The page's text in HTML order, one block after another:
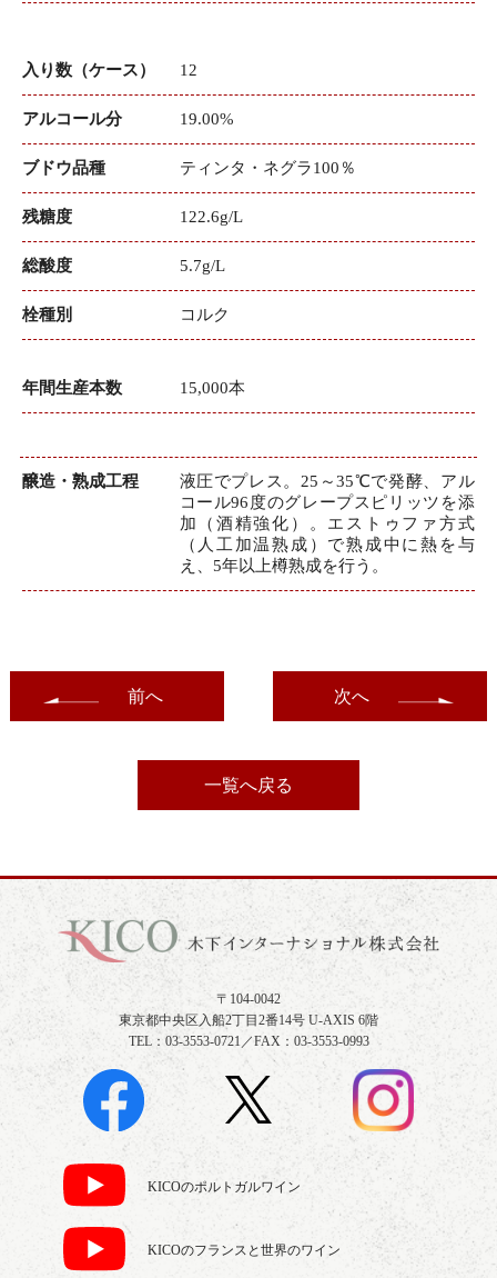
入り数（ケース） 12
アルコール分 19.00%
ブドウ品種 ティンタ・ネグラ100％
残糖度 122.6g/L
総酸度 5.7g/L
栓種別 コルク
年間生産本数 15,000本
醸造・熟成工程
液圧でプレス。25～35℃で発酵、アル
コール96度のグレープスピリッツを添
加（酒精強化）。エストゥファ方式
（人工加温熟成）で熟成中に熱を与
え、5年以上樽熟成を行う。
前へ
一覧へ戻る
次へ
〒104-0042
東京都中央区入船2丁目2番14号 U-AXIS 6階
TEL：03-3553-0721／FAX：03-3553-0993
KICOのポルトガルワイン
KICOのフランスと世界のワイン